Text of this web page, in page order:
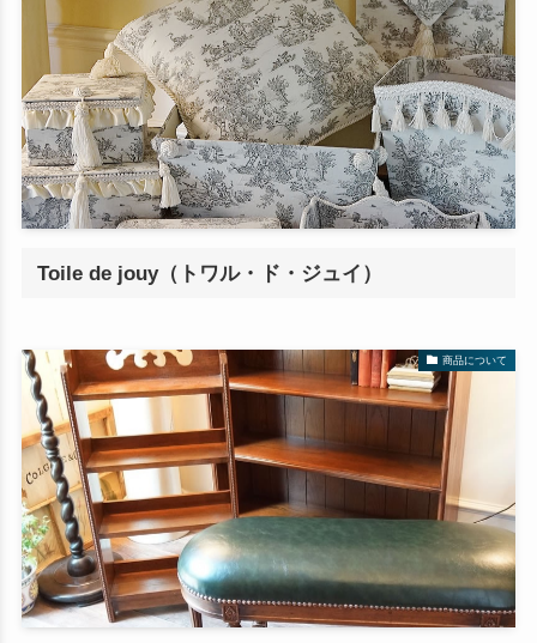
Toile de jouy（トワル・ド・ジュイ）
商品について